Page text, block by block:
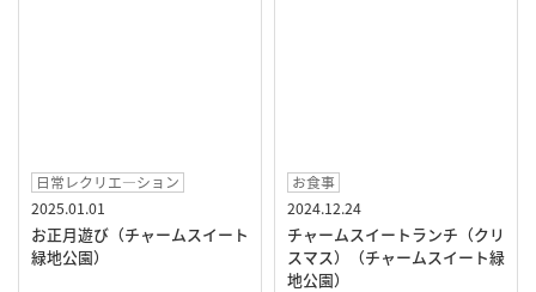
日常レクリエ―ション
2025.01.01
お正月遊び（チャームスイート
緑地公園）
お食事
2024.12.24
チャームスイートランチ（クリ
スマス）（チャームスイート緑
地公園）